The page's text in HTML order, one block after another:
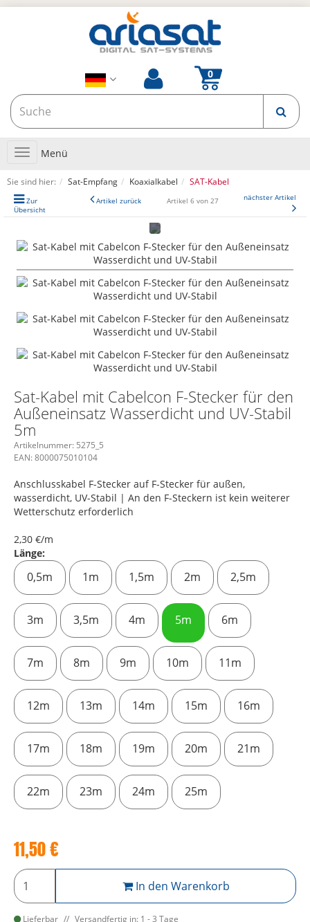
Toggle
navigation
Menü
Sie sind hier: Sat-Empfang Koaxialkabel SAT-Kabel
Zur
Übersicht
Artikel zurück Artikel 6 von 27 nächster Artikel
Sat-Kabel mit Cabelcon F-Stecker für den
Außeneinsatz Wasserdicht und UV-Stabil
5m
Artikelnummer: 5275_5
EAN:8000075010104
Anschlusskabel F-Stecker auf F-Stecker für außen,
wasserdicht, UV-Stabil | An den F-Steckern ist kein weiterer
Wetterschutz erforderlich
2,30 €/m
Länge:
0,5m 1m 1,5m 2m 2,5m
3m 3,5m 4m 5m 6m
7m 8m 9m 10m 11m
12m 13m 14m 15m 16m
17m 18m 19m 20m 21m
22m 23m 24m 25m
11,50€
In den Warenkorb
Lieferbar Versandfertig in: 1 - 3 Tage